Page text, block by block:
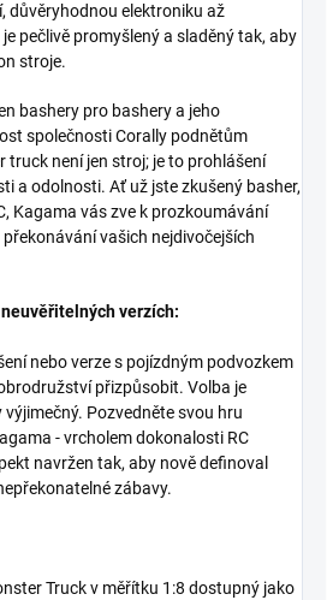
důvěryhodnou elektroniku až
pečlivě promyšlený a sladěný tak, aby
stroje.
bashery pro bashery a jeho
společnosti Corally podnětům
truck není jen stroj; je to prohlášení
a odolnosti. Ať už jste zkušený basher,
Kagama vás zve k prozkoumávání
vašich nejdivočejších
verzích:
nebo verze s pojízdným podvozkem
přizpůsobit. Volba je
výjimečný. Pozvedněte svou hru
- vrcholem dokonalosti RC
navržen tak, aby nově definoval
zábavy.
Truck v měřítku 1:8 dostupný jako